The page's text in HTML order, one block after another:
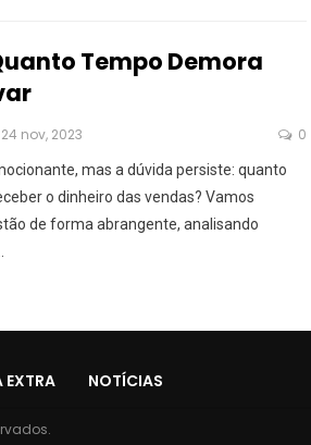
Tempo Demora
24 nov, 2023 0
mas a dúvida persiste: quanto
o dinheiro das vendas? Vamos
de forma abrangente, analisando
EXTRA NOTÍCIAS